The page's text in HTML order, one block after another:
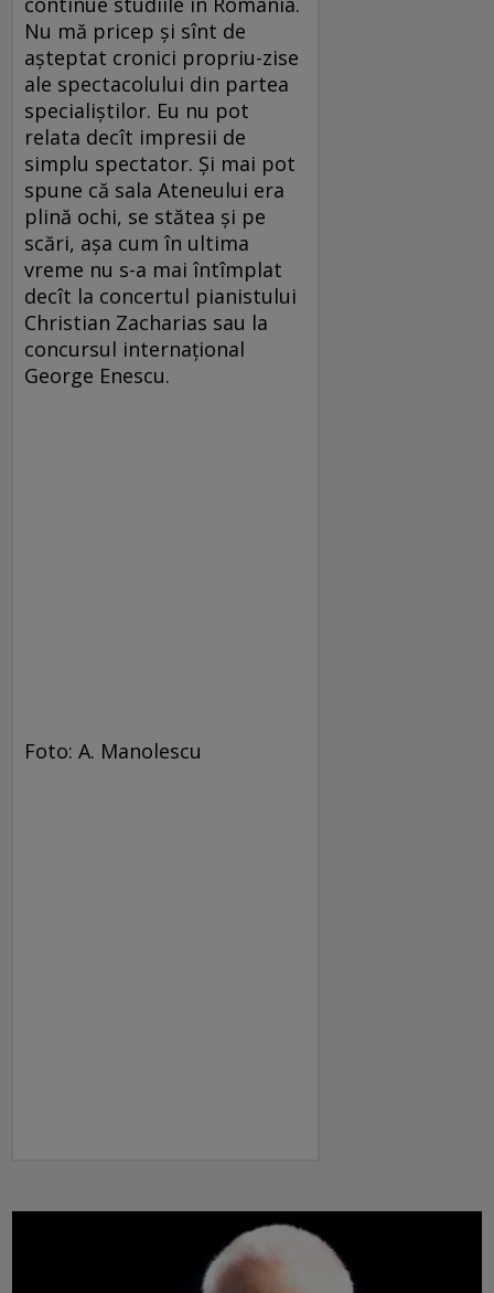
Nu mă pricep și sînt de
așteptat cronici propriu-zise
ale spectacolului din partea
specialiștilor. Eu nu pot
relata decît impresii de
simplu spectator. Și mai pot
spune că sala Ateneului era
plină ochi, se stătea și pe
scări, așa cum în ultima
vreme nu s-a mai întîmplat
decît la concertul pianistului
Christian Zacharias sau la
concursul internațional
George Enescu.
Foto: A. Manolescu